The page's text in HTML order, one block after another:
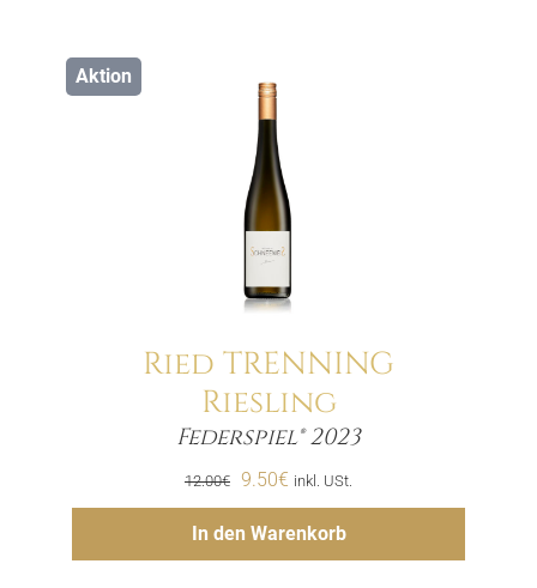
Aktion
Ried TRENNING
Riesling
Federspiel® 2023
12.00€ Ursprünglicher
Preis
war:
9.50€ Aktueller
Preis
ist:
inkl. USt.
In den Warenkorb
Menge
Hinzufügen